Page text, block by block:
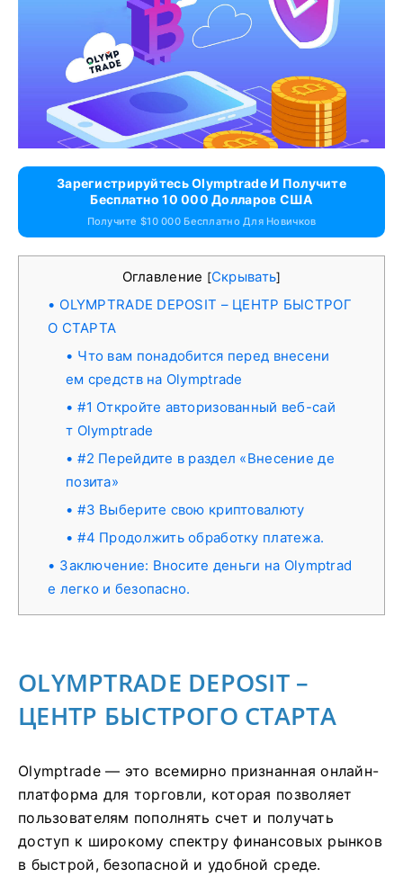
Зарегистрируйтесь Olymptrade И Получите
Бесплатно 10 000 Долларов США
Получите $10 000 Бесплатно Для Новичков
Оглавление [Скрывать]
OLYMPTRADE DEPOSIT – ЦЕНТР БЫСТРОГ
О СТАРТА
Что вам понадобится перед внесени
ем средств на Olymptrade
#1 Откройте авторизованный веб-сай
т Olymptrade
#2 Перейдите в раздел «Внесение де
позита»
#3 Выберите свою криптовалюту
#4 Продолжить обработку платежа.
Заключение: Вносите деньги на Olymptrad
e легко и безопасно.
OLYMPTRADE DEPOSIT –
ЦЕНТР БЫСТРОГО СТАРТА
Olymptrade — это всемирно признанная онлайн-
платформа для торговли, которая позволяет
пользователям пополнять счет и получать
доступ к широкому спектру финансовых рынков
в быстрой, безопасной и удобной среде.